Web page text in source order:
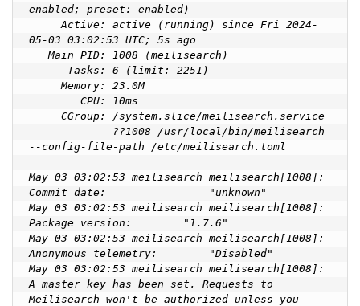
enabled; preset: enabled)
     Active: active (running) since Fri 2024-
05-03 03:02:53 UTC; 5s ago
   Main PID: 1008 (meilisearch)
     Memory: 23.0M
--config-file-path /etc/meilisearch.toml
May 03 03:02:53 meilisearch meilisearch[1008]:
Commit date:                "unknown"
May 03 03:02:53 meilisearch meilisearch[1008]:
Package version:        "1.7.6"
May 03 03:02:53 meilisearch meilisearch[1008]:
Anonymous telemetry:        "Disabled"
May 03 03:02:53 meilisearch meilisearch[1008]:
A master key has been set. Requests to
Meilisearch won't be authorized unless you